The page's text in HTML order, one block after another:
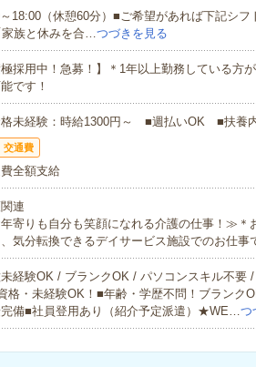
18:00（休憩60分）■ご希望があれば下記シ
家族と休みを合…つづきを見る
極採用中！急募！】＊1年以上勤務している方
です！
格未経験：時給1300円～ ■週払いOK ■扶養
交通費
全額支給
連
寄りも自分も笑顔になれる介護の仕事！≫＊
気分転換できるデイサービス施設でのお仕
経験OK / ブランクOK / パソコンスキル不要
格・未経験OK！■年齢・学歴不問！ブランク
備■社員登用あり（紹介予定派遣）★WE…つ